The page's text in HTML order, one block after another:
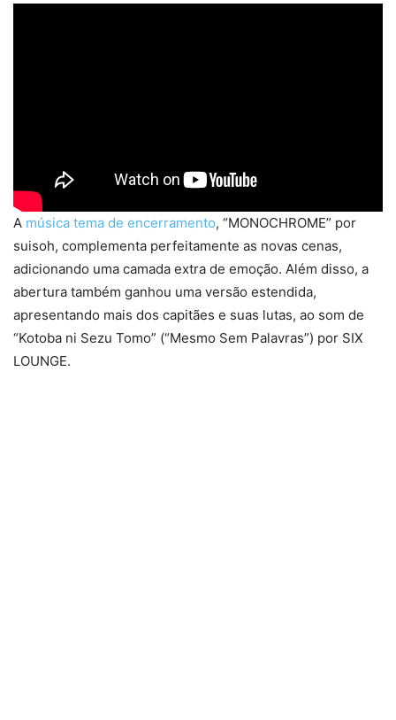
A música tema de encerramento, “MONOCHROME” por
suisoh, complementa perfeitamente as novas cenas,
adicionando uma camada extra de emoção. Além disso, a
abertura também ganhou uma versão estendida,
apresentando mais dos capitães e suas lutas, ao som de
“Kotoba ni Sezu Tomo” (“Mesmo Sem Palavras”) por SIX
LOUNGE.